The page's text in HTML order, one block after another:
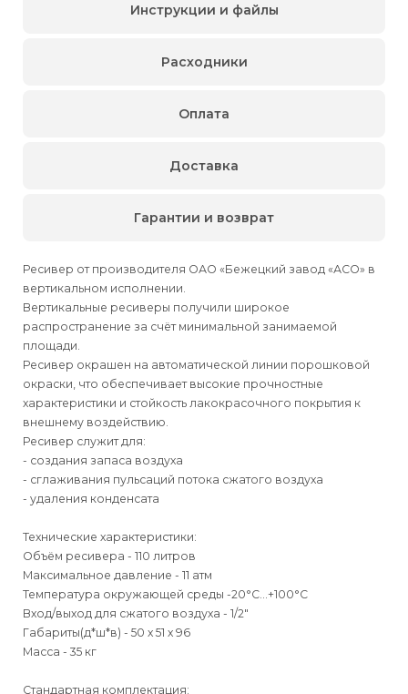
Ресивер от производителя ОАО «Бежецкий завод «АСО» в
вертикальном исполнении.
Вертикальные ресиверы получили широкое
распространение за счёт минимальной занимаемой
площади.
Ресивер окрашен на автоматической линии порошковой
окраски, что обеспечивает высокие прочностные
характеристики и стойкость лакокрасочного покрытия к
внешнему воздействию.
Ресивер служит для:
- создания запаса воздуха
- сглаживания пульсаций потока сжатого воздуха
- удаления конденсата
Технические характеристики:
Объём ресивера - 110 литров
Максимальное давление - 11 атм
Температура окружающей среды -20°С…+100°С
Вход/выход для сжатого воздуха - 1/2"
Габариты(д*ш*в) - 50 х 51 х 96
Масса - 35 кг
Стандартная комплектация:
Инструкции и файлы
Расходники
Оплата
Доставка
Гарантии и возврат